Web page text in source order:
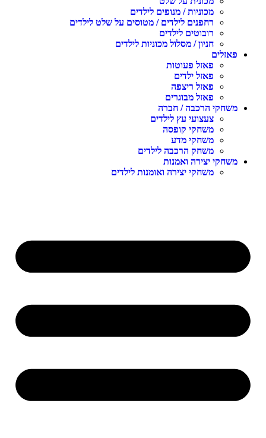
מכוניות / מנופים לילדים
רחפנים לילדים / מטוסים על שלט לילדים
רובוטים לילדים
חניון / מסלול מכוניות לילדים
פאזלים
פאזל פעוטות
פאזל ילדים
פאזל ריצפה
פאזל מבוגרים
משחקי הרכבה / חברה
צעצועי עץ לילדים
משחקי קופסה
משחקי מדע
משחק הרכבה לילדים
משחקי יצירה ואמנות
משחקי יצירה ואומנות לילדים